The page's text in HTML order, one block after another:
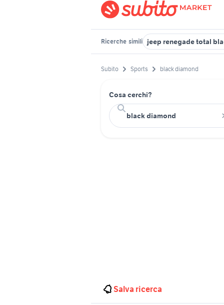
Ricerche simili jeep renegade total
Subito Sports black diamond
Cosa cerchi?
Salva ricerca